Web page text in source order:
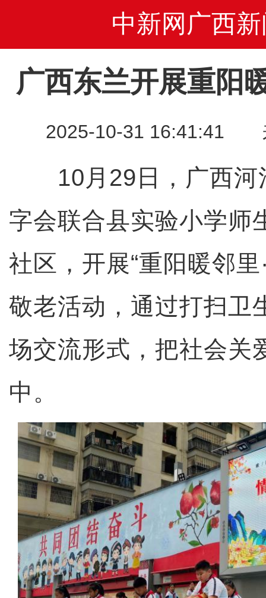
中新网广西新
广西东兰开展重阳
2025-10-31 16:41:41
10月29日，广西河
字会联合县实验小学师
社区，开展“重阳暖邻
敬老活动，通过打扫卫
场交流形式，把社会关
中。